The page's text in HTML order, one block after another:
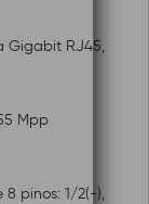
Gigabit RJ45,
Mpp
8 pinos: 1/2(-),